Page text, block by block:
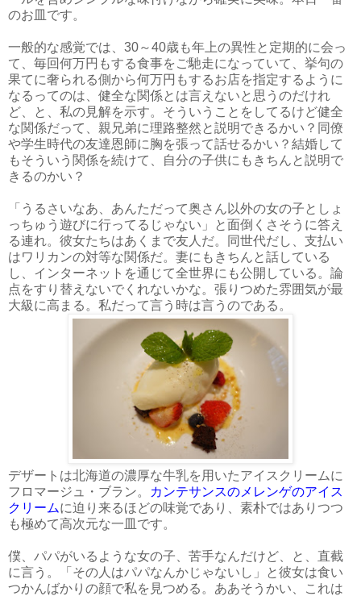
のお皿です。
一般的な感覚では、30～40歳も年上の異性と定期的に会っ
て、毎回何万円もする食事をご馳走になっていて、挙句の
果てに奢られる側から何万円もするお店を指定するように
なるってのは、健全な関係とは言えないと思うのだけれ
ど、と、私の見解を示す。そういうことをしてるけど健全
な関係だって、親兄弟に理路整然と説明できるかい？同僚
や学生時代の友達恩師に胸を張って話せるかい？結婚して
もそういう関係を続けて、自分の子供にもきちんと説明で
きるのかい？
「うるさいなあ、あんただって奥さん以外の女の子としょ
っちゅう遊びに行ってるじゃない」と面倒くさそうに答え
る連れ。彼女たちはあくまで友人だ。同世代だし、支払い
はワリカンの対等な関係だ。妻にもきちんと話している
し、インターネットを通じて全世界にも公開している。論
点をすり替えないでくれないかな。張りつめた雰囲気が最
大級に高まる。私だって言う時は言うのである。
デザートは北海道の濃厚な牛乳を用いたアイスクリームに
フロマージュ・ブラン。
カンテサンスのメレンゲのアイス
クリームに迫り来るほどの味覚であり、素朴ではありつつ
も極めて高次元な一皿です。
僕、パパがいるような女の子、苦手なんだけど、と、直截
に言う。「その人はパパなんかじゃないし」と彼女は食い
つかんばかりの顔で私を見つめる。ああそうかい、これは